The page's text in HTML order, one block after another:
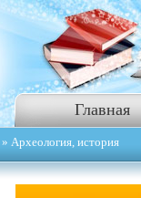
Главная
» Археология, история